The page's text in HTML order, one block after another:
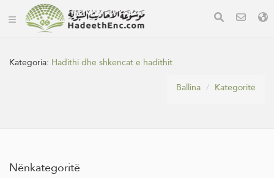
Kategoria: Hadithi dhe shkencat e hadithit
Ballina
Kategoritë
Nënkategoritë